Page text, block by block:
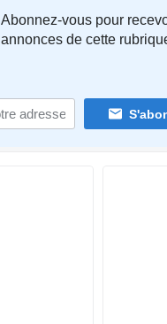
Abonnez-vous pour
annonces de cette